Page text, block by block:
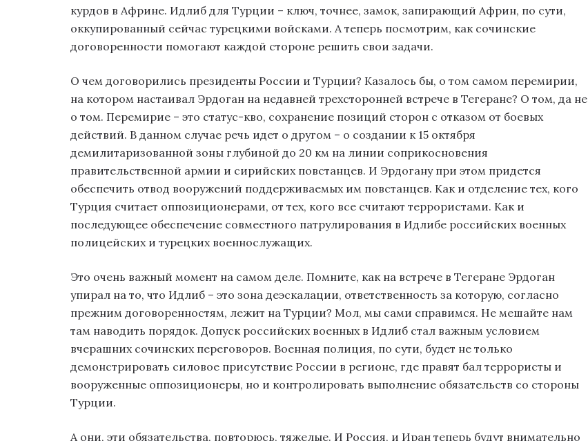
курдов в Африне. Идлиб для Турции – ключ, точнее, замок, запирающий Африн, по сути,
оккупированный сейчас турецкими войсками. А теперь посмотрим, как сочинские
договоренности помогают каждой стороне решить свои задачи.
О чем договорились президенты России и Турции? Казалось бы, о том самом перемирии,
на котором настаивал Эрдоган на недавней трехсторонней встрече в Тегеране? О том, да не
о том. Перемирие – это статус-кво, сохранение позиций сторон с отказом от боевых
действий. В данном случае речь идет о другом – о создании к 15 октября
демилитаризованной зоны глубиной до 20 км на линии соприкосновения
правительственной армии и сирийских повстанцев. И Эрдогану при этом придется
обеспечить отвод вооружений поддерживаемых им повстанцев. Как и отделение тех, кого
Турция считает оппозиционерами, от тех, кого все считают террористами. Как и
последующее обеспечение совместного патрулирования в Идлибе российских военных
полицейских и турецких военнослужащих.
Это очень важный момент на самом деле. Помните, как на встрече в Тегеране Эрдоган
упирал на то, что Идлиб – это зона деэскалации, ответственность за которую, согласно
прежним договоренностям, лежит на Турции? Мол, мы сами справимся. Не мешайте нам
там наводить порядок. Допуск российских военных в Идлиб стал важным условием
вчерашних сочинских переговоров. Военная полиция, по сути, будет не только
демонстрировать силовое присутствие России в регионе, где правят бал террористы и
вооруженные оппозиционеры, но и контролировать выполнение обязательств со стороны
Турции.
А они, эти обязательства, повторюсь, тяжелые. И Россия, и Иран теперь будут внимательно